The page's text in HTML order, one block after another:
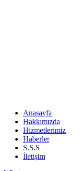
Anasayfa
Hakkımızda
Hizmetlerimiz
Haberler
S.S.S
İletişim